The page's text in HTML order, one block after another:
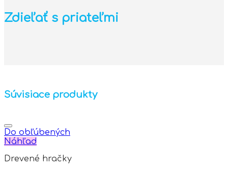
Zdieľať s priateľmi
Súvisiace produkty
Do obľúbených
Náhľad
Drevené hračky